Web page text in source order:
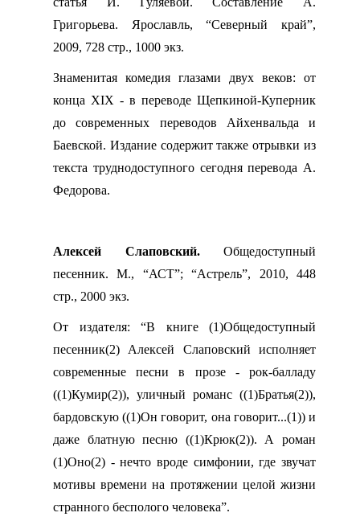
Григорьева. Ярославль, “Северный край”,
2009, 728 стр., 1000 экз.
Знаменитая комедия глазами двух веков: от
конца XIX - в переводе Щепкиной-Куперник
до современных переводов Айхенвальда и
Баевской. Издание содержит также отрывки из
текста труднодоступного сегодня перевода А.
Федорова.
Алексей Слаповский.Общедоступный
песенник. М., “АСТ”; “Астрель”, 2010, 448
стр., 2000 экз.
От издателя: “В книге (1)Общедоступный
песенник(2) Алексей Слаповский исполняет
современные песни в прозе - рок-балладу
((1)Кумир(2)), уличный романс ((1)Братья(2)),
бардовскую ((1)Он говорит, она говорит...(1)) и
даже блатную песню ((1)Крюк(2)). А роман
(1)Оно(2) - нечто вроде симфонии, где звучат
мотивы времени на протяжении целой жизни
странного бесполого человека”.